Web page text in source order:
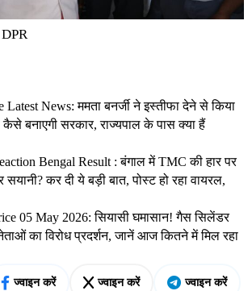
Latest News: ममता बनर्जी ने इस्तीफा देने से किया
बनाएगी सरकार, राज्यपाल के पास क्या हैं
Bengal Result : बंगाल में TMC की हार पर
कर दी ये बड़ी बात, पोस्ट हो रहा वायरल,
05 May 2026: सियासी घमासान! गैस सिलेंडर
का विरोध प्रदर्शन, जानें आज कितने में मिल रहा
ज्वाइन करें ज्वाइन करें ज्वाइन करें